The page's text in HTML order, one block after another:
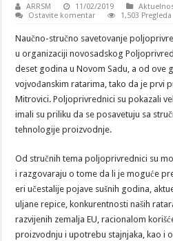
ARRSM 11/02/2019
Ostavite komentar
1,503 Pregleda
Naučno-stručno savetovanje
u organizaciji novosadskog
deset godina u Novom Sadu, a od ove
vojvođanskim ratarima, tako da je prvi
Mitrovici. Poljoprivrednici su pokazali
imali su priliku da se posavetuju sa
tehnologije proizvodnje.
Od stručnih tema poljoprivrednici su
i razgovaraju o tome da li je moguće
eri učestalije pojave sušnih godina,
uljane repice, konkurentnosti naših
razvijenih zemalja EU, racionalom
proizvodnju i upotrebu stajnjaka, kao i